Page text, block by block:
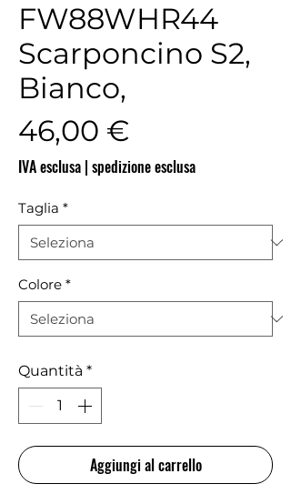
FW88WHR44
Scarponcino S2,
Bianco,
46,00 €
IVA esclusa | spedizione esclusa
Taglia *
Colore *
Quantità *
Aggiungi al carrello